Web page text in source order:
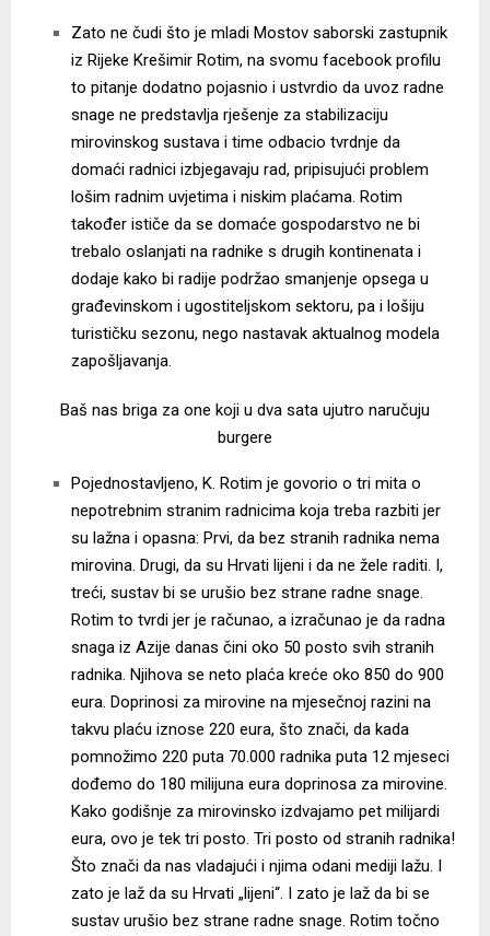
Zato ne čudi što je mladi Mostov saborski zastupnik
iz Rijeke Krešimir Rotim, na svomu facebook profilu
to pitanje dodatno pojasnio i ustvrdio da uvoz radne
snage ne predstavlja rješenje za stabilizaciju
mirovinskog sustava i time odbacio tvrdnje da
domaći radnici izbjegavaju rad, pripisujući problem
lošim radnim uvjetima i niskim plaćama. Rotim
također ističe da se domaće gospodarstvo ne bi
trebalo oslanjati na radnike s drugih kontinenata i
dodaje kako bi radije podržao smanjenje opsega u
građevinskom i ugostiteljskom sektoru, pa i lošiju
turističku sezonu, nego nastavak aktualnog modela
zapošljavanja.
Baš nas briga za one koji u dva sata ujutro naručuju
burgere
Pojednostavljeno, K. Rotim je govorio o tri mita o
nepotrebnim stranim radnicima koja treba razbiti jer
su lažna i opasna: Prvi, da bez stranih radnika nema
mirovina. Drugi, da su Hrvati lijeni i da ne žele raditi. I,
treći, sustav bi se urušio bez strane radne snage.
Rotim to tvrdi jer je računao, a izračunao je da radna
snaga iz Azije danas čini oko 50 posto svih stranih
radnika. Njihova se neto plaća kreće oko 850 do 900
eura. Doprinosi za mirovine na mjesečnoj razini na
takvu plaću iznose 220 eura, što znači, da kada
pomnožimo 220 puta 70.000 radnika puta 12 mjeseci
dođemo do 180 milijuna eura doprinosa za mirovine.
Kako godišnje za mirovinsko izdvajamo pet milijardi
eura, ovo je tek tri posto. Tri posto od stranih radnika!
Što znači da nas vladajući i njima odani mediji lažu. I
zato je laž da su Hrvati „lijeni“. I zato je laž da bi se
sustav urušio bez strane radne snage. Rotim točno